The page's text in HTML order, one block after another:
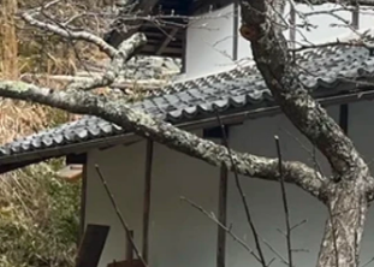
総務
株式会社コスメニック / コーポレート・スタッフ